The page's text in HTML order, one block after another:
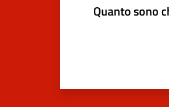
Quanto sono